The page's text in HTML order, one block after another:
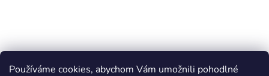
Používáme cookies, abychom Vám umožnili pohodlné